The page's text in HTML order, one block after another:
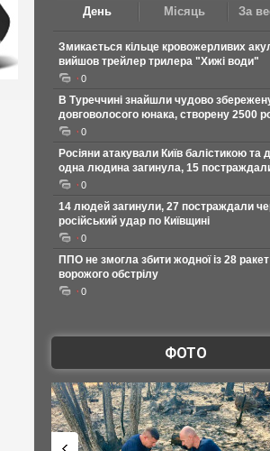
День Місяць За
Змикається кільце кровожерливих
вийшов трейлер трилера "Хижі води"
0
В Туреччині знайшли чудово
довговолосого юнака, створену 2500
0
Росіяни атакували Київ балістикою та
одна людина загинула, 15
0
14 людей загинули, 27 постраждали
російський удар по Київщині
0
ППО не змогла збити жодної із 28
ворожого обстрілу
0
ФОТО